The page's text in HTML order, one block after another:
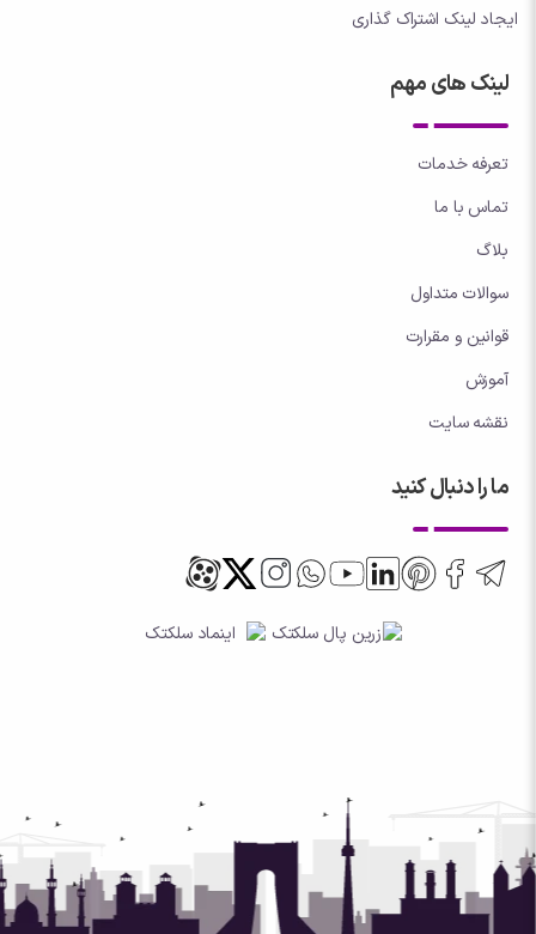
ایجاد لینک اشتراک گذاری
لینک های مهم
تعرفه خدمات
تماس با ما
بلاگ
سوالات متداول
قوانین و مقرارت
آموزش
نقشه سایت
ما را دنبال کنید